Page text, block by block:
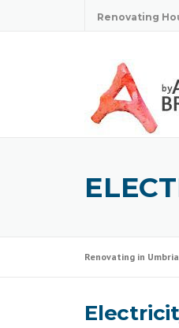
Renovating
Renovating in Umbria